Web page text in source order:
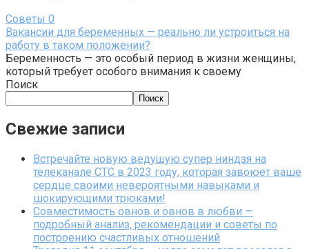
Советы 0
Вакансии для беременных — реально ли устроиться на
работу в таком положении?
Беременность — это особый период в жизни женщины,
который требует особого внимания к своему
Поиск
Поиск
Свежие записи
Встречайте новую ведущую супер ниндзя на
телеканале СТС в 2023 году, которая завоюет ваше
сердце своими невероятными навыками и
шокирующими трюками!
Совместимость овнов и овнов в любви —
подробный анализ, рекомендации и советы по
построению счастливых отношений